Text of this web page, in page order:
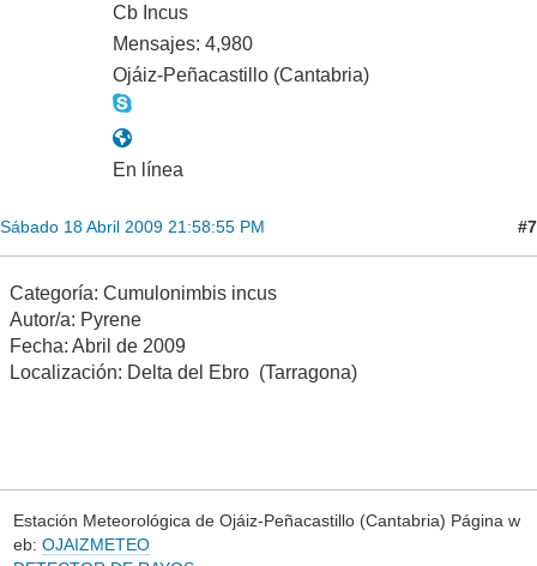
Cb Incus
Mensajes: 4,980
Ojáiz-Peñacastillo (Cantabria)
En línea
Sábado 18 Abril 2009 21:58:55 PM #7
Categoría: Cumulonimbis incus
Autor/a: Pyrene
Fecha: Abril de 2009
Localización: Delta del Ebro (Tarragona)
Estación Meteorológica de Ojáiz-Peñacastillo (Cantabria) Página w
eb: OJAIZMETEO